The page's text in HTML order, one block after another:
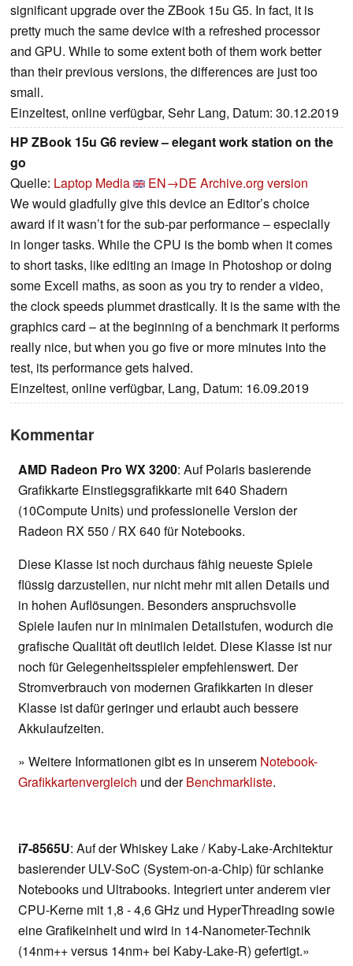
significant upgrade over the ZBook 15u G5. In fact, it is
pretty much the same device with a refreshed processor
and GPU. While to some extent both of them work better
than their previous versions, the differences are just too
small.
Einzeltest, online verfügbar, Sehr Lang, Datum: 30.12.2019
HP ZBook 15u G6 review – elegant work station on the
go
Quelle: Laptop Media EN→DE Archive.org version
We would gladfully give this device an Editor’s choice
award if it wasn’t for the sub-par performance – especially
in longer tasks. While the CPU is the bomb when it comes
to short tasks, like editing an image in Photoshop or doing
some Excell maths, as soon as you try to render a video,
the clock speeds plummet drastically. It is the same with the
graphics card – at the beginning of a benchmark it performs
really nice, but when you go five or more minutes into the
test, its performance gets halved.
Einzeltest, online verfügbar, Lang, Datum: 16.09.2019
Kommentar
AMD Radeon Pro WX 3200: Auf Polaris basierende
Grafikkarte Einstiegsgrafikkarte mit 640 Shadern
(10Compute Units) und professionelle Version der
Radeon RX 550 / RX 640 für Notebooks.
Diese Klasse ist noch durchaus fähig neueste Spiele
flüssig darzustellen, nur nicht mehr mit allen Details und
in hohen Auflösungen. Besonders anspruchsvolle
Spiele laufen nur in minimalen Detailstufen, wodurch die
grafische Qualität oft deutlich leidet. Diese Klasse ist nur
noch für Gelegenheitsspieler empfehlenswert. Der
Stromverbrauch von modernen Grafikkarten in dieser
Klasse ist dafür geringer und erlaubt auch bessere
Akkulaufzeiten.
» Weitere Informationen gibt es in unserem Notebook-
Grafikkartenvergleich und derBenchmarkliste.
i7-8565U: Auf der Whiskey Lake / Kaby-Lake-Architektur
basierender ULV-SoC (System-on-a-Chip) für schlanke
Notebooks und Ultrabooks. Integriert unter anderem vier
CPU-Kerne mit 1,8 - 4,6 GHz und HyperThreading sowie
eine Grafikeinheit und wird in 14-Nanometer-Technik
(14nm++ versus 14nm+ bei Kaby-Lake-R) gefertigt.»